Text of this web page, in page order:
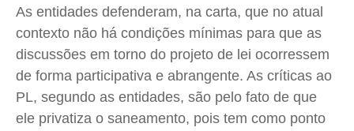
As entidades defenderam, na carta, que no atual
contexto não há condições mínimas para que as
discussões em torno do projeto de lei ocorressem
de forma participativa e abrangente. As críticas ao
PL, segundo as entidades, são pelo fato de que
ele privatiza o saneamento, pois tem como ponto